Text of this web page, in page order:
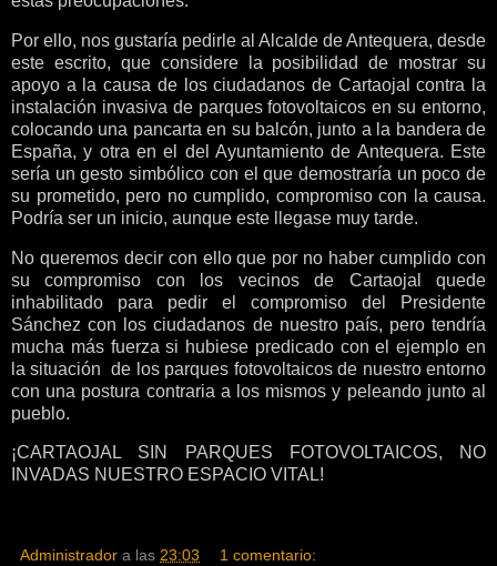
Por ello, nos gustaría pedirle al Alcalde de Antequera, desde
este escrito, que considere la posibilidad de mostrar su
apoyo a la causa de los ciudadanos de Cartaojal contra la
instalación invasiva de parques fotovoltaicos en su entorno,
colocando una pancarta en su balcón, junto a la bandera de
España, y otra en el del Ayuntamiento de Antequera. Este
sería un gesto simbólico con el que demostraría un poco de
su prometido, pero no cumplido, compromiso con la causa.
Podría ser un inicio, aunque este llegase muy tarde.
No queremos decir con ello que por no haber cumplido con
su compromiso con los vecinos de Cartaojal quede
inhabilitado para pedir el compromiso del Presidente
Sánchez con los ciudadanos de nuestro país, pero tendría
mucha más fuerza si hubiese predicado con el ejemplo en
la situación de los parques fotovoltaicos de nuestro entorno
con una postura contraria a los mismos y peleando junto al
pueblo.
¡CARTAOJAL SIN PARQUES FOTOVOLTAICOS, NO
INVADAS NUESTRO ESPACIO VITAL!
Administrador a las 23:03 1 comentario: